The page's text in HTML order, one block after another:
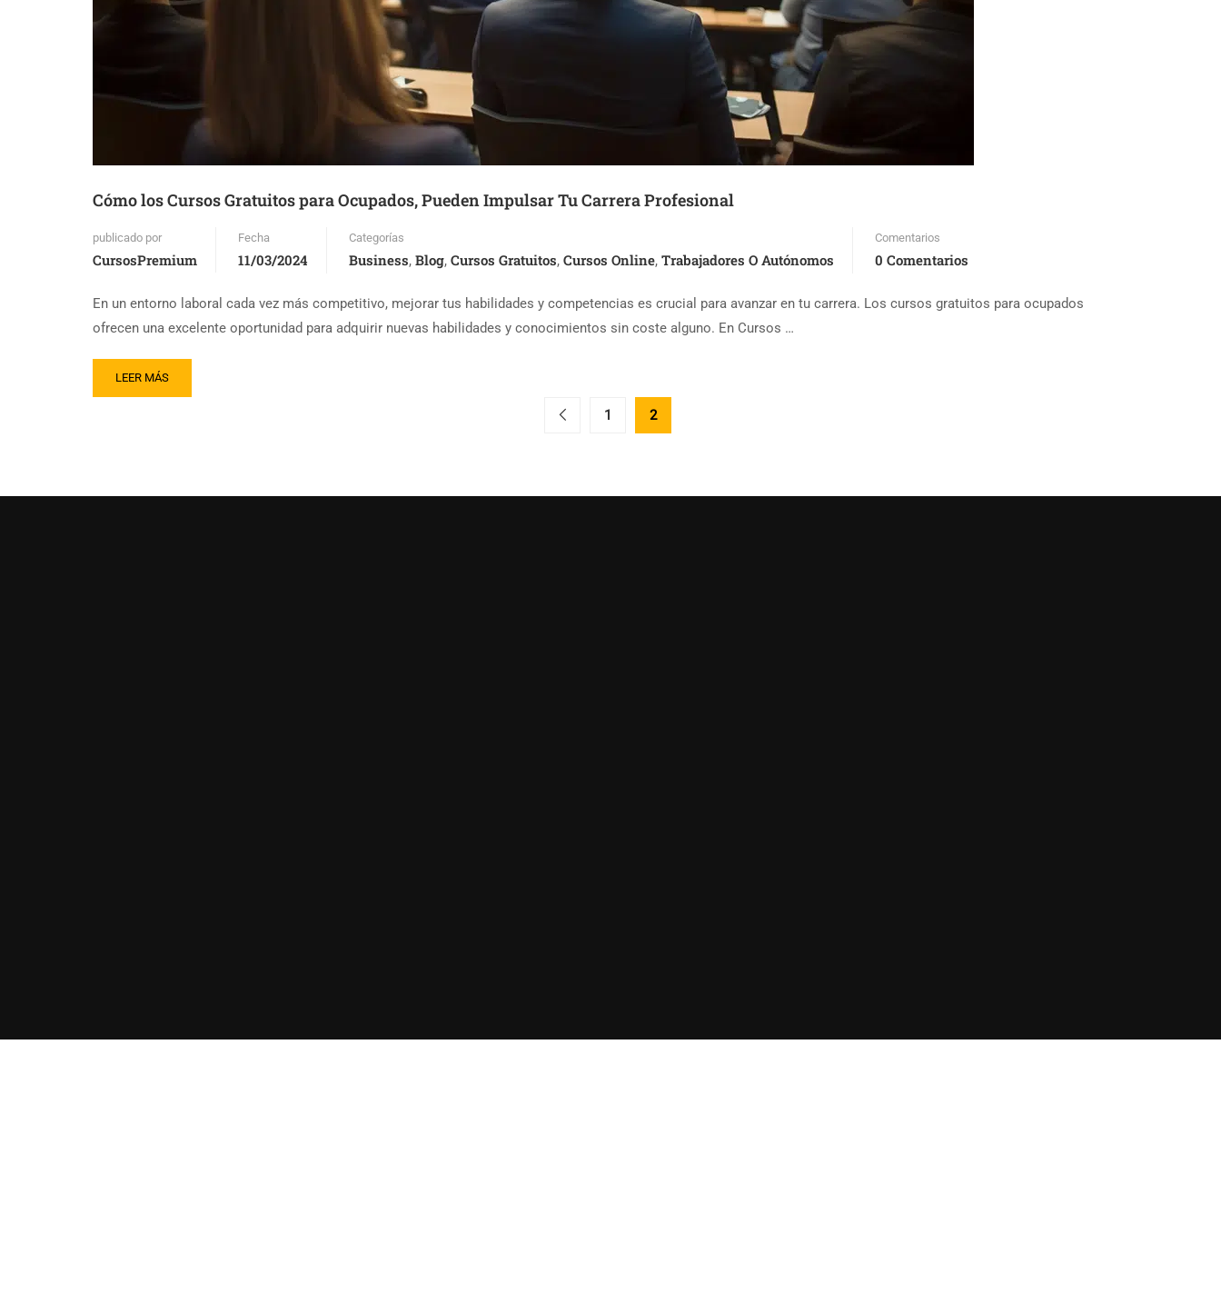
Cómo los Cursos Gratuitos para Ocupados, Pueden Impulsar Tu Carrera Profesional
publicado por
CursosPremium
Fecha
11/03/2024
Categorías
Business, Blog, Cursos Gratuitos, Cursos Online, Trabajadores O Autónomos
Comentarios
0 Comentarios
En un entorno laboral cada vez más competitivo, mejorar tus habilidades y competencias es crucial para avanzar en tu carrera. Los cursos gratuitos para ocupados
ofrecen una excelente oportunidad para adquirir nuevas habilidades y conocimientos sin coste alguno. En Cursos …
LEER MÁS
1 2